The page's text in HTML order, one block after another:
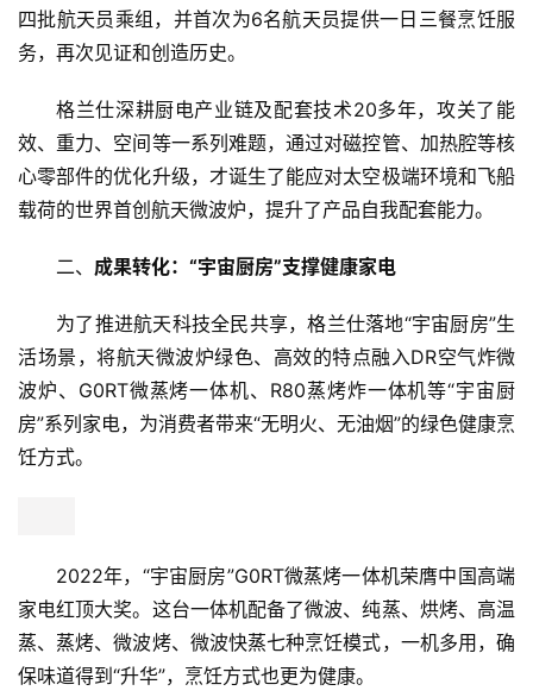
四批航天员乘组，并首次为6名航天员提供一日三餐烹饪服
务，再次见证和创造历史。
格兰仕深耕厨电产业链及配套技术20多年，攻关了能
效、重力、空间等一系列难题，通过对磁控管、加热腔等核
心零部件的优化升级，才诞生了能应对太空极端环境和飞船
载荷的世界首创航天微波炉，提升了产品自我配套能力。
二、 成果转化：“宇宙厨房”支撑健康家电
为了推进航天科技全民共享，格兰仕落地“宇宙厨房”生
活场景，将航天微波炉绿色、高效的特点融入DR空气炸微
波炉、G0RT微蒸烤一体机、R80蒸烤炸一体机等“宇宙厨
房”系列家电，为消费者带来“无明火、无油烟”的绿色健康烹
饪方式。
2022年，“宇宙厨房”G0RT微蒸烤一体机荣膺中国高端
家电红顶大奖。这台一体机配备了微波、纯蒸、烘烤、高温
蒸、蒸烤、微波烤、微波快蒸七种烹饪模式，一机多用，确
保味道得到“升华”，烹饪方式也更为健康。